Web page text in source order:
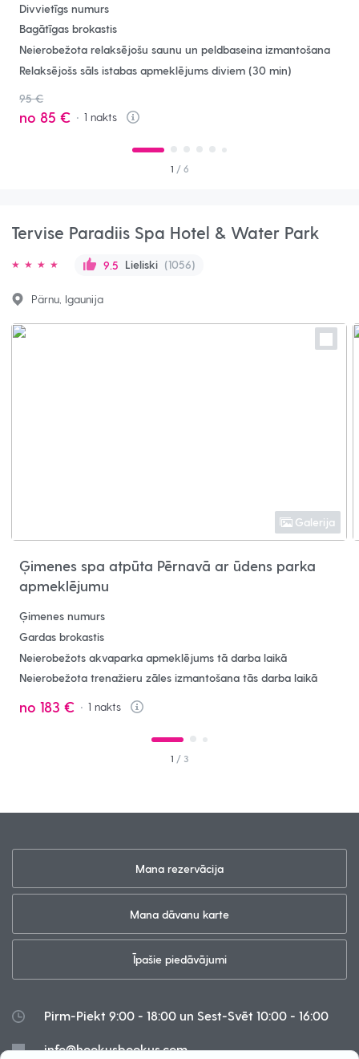
Divvietīgs numurs
Bagātīgas brokastis
Neierobežota relaksējošu saunu un peldbaseina izmantošana
Relaksējošs sāls istabas apmeklējums diviem (30 min)
95 €
no 85 € 1nakts
Info
1 / 6
Tervise Paradiis Spa Hotel & Water Park
9.5 Lieliski (1056)
Pärnu, Igaunija
Galerija
Ģimenes spa atpūta Pērnavā ar ūdens parka
apmeklējumu
Ģimenes numurs
Gardas brokastis
Neierobežots akvaparka apmeklējums tā darba laikā
Neierobežota trenažieru zāles izmantošana tās darba laikā
no 183 € 1nakts
Info
1 / 3
Mana rezervācija
Mana dāvanu karte
Īpašie piedāvājumi
Pirm-Piekt 9:00 - 18:00 un Sest-Svēt 10:00 - 16:00
info@hookusbookus.com